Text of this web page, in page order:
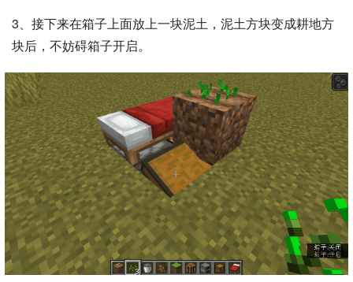
3、接下来在箱子上面放上一块泥土，泥土方块变成耕地方
块后，不妨碍箱子开启。